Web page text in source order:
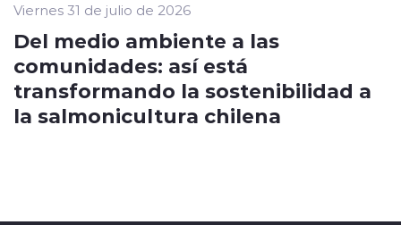
Viernes 31 de julio de 2026
Del medio ambiente a las
comunidades: así está
transformando la sostenibilidad a
la salmonicultura chilena